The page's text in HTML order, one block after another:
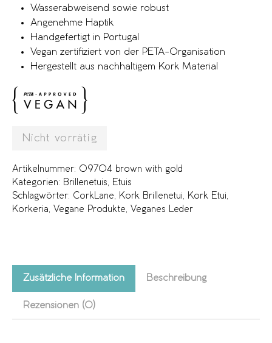
Wasserabweisend sowie robust
Angenehme Haptik
Handgefertigt in Portugal
Vegan zertifiziert von der PETA-Organisation
Hergestellt aus nachhaltigem Kork Material
Nicht vorrätig
Artikelnummer: 09704 brown with gold
Kategorien: Brillenetuis, Etuis
Schlagwörter: CorkLane, Kork Brillenetui, Kork Etui,
Korkeria, Vegane Produkte, Veganes Leder
Zusätzliche Information Beschreibung
Rezensionen (0)